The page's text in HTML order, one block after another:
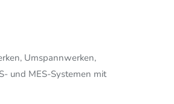
Umspannwerken,
und MES-Systemen mit